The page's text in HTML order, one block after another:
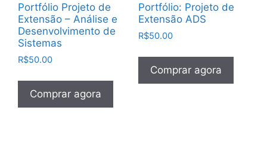
Portfólio Projeto de
Extensão – Análise e
Desenvolvimento de
Sistemas
R$50.00
Comprar agora
Portfólio: Projeto de
Extensão ADS
R$50.00
Comprar agora